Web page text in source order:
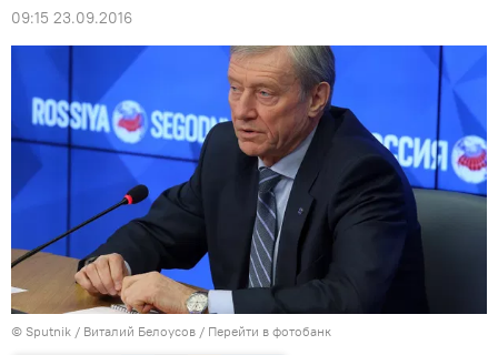
09:15 23.09.2016
© Sputnik / Виталий Белоусов / Перейти в фотобанк